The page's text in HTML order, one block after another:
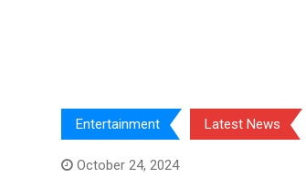
Entertainment Latest News
October 24, 2024